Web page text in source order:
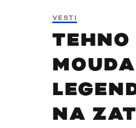
VESTI
NA